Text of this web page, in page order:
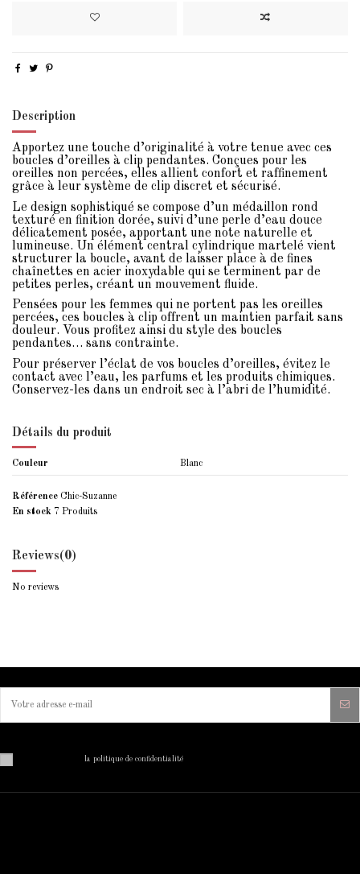
Description
Apportez une touche d’originalité à votre tenue avec ces
boucles d’oreilles à clip pendantes. Conçues pour les
oreilles non percées, elles allient confort et raffinement
grâce à leur système de clip discret et sécurisé.
Le design sophistiqué se compose d’un médaillon rond
texturé en finition dorée, suivi d’une perle d’eau douce
délicatement posée, apportant une note naturelle et
lumineuse. Un élément central cylindrique martelé vient
structurer la boucle, avant de laisser place à de fines
chaînettes en acier inoxydable qui se terminent par de
petites perles, créant un mouvement fluide.
Pensées pour les femmes qui ne portent pas les oreilles
percées, ces boucles à clip offrent un maintien parfait sans
douleur. Vous profitez ainsi du style des boucles
pendantes… sans contrainte.
Pour préserver l’éclat de vos boucles d’oreilles, évitez le
contact avec l’eau, les parfums et les produits chimiques.
Conservez-les dans un endroit sec à l’abri de l’humidité.
Détails du produit
Couleur Blanc
Référence Chic-Suzanne
En stock 7 Produits
Reviews(0)
No reviews
la politique de confidentialité